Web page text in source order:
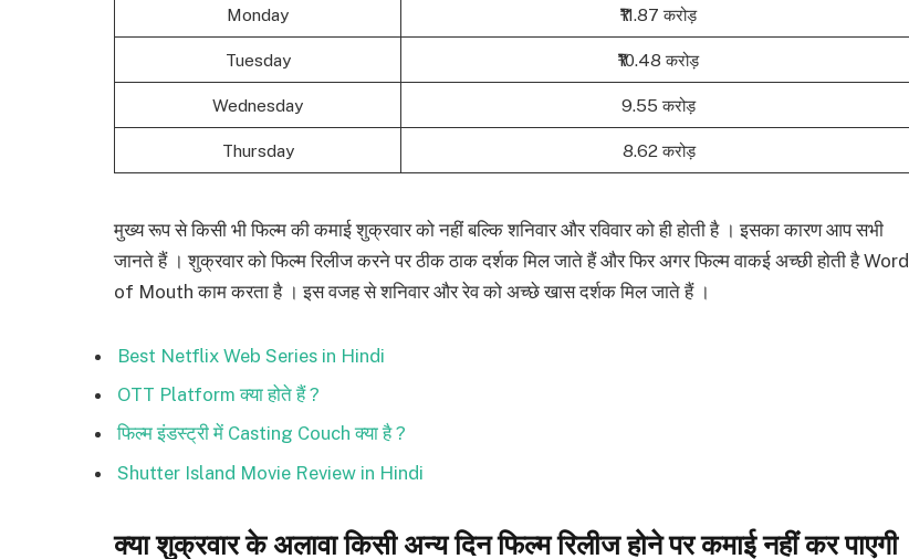
Monday ₹11.87 करोड़
Tuesday ₹10.48 करोड़
Wednesday 9.55 करोड़
Thursday 8.62 करोड़
मुख्य रूप से किसी भी फिल्म की कमाई शुक्रवार को नहीं बल्कि शनिवार और रविवार को ही होती है । इसका कारण आप सभी
जानते हैं । शुक्रवार को फिल्म रिलीज करने पर ठीक ठाक दर्शक मिल जाते हैं और फिर अगर फिल्म वाकई अच्छी होती है Word
of Mouth काम करता है । इस वजह से शनिवार और रेव को अच्छे खास दर्शक मिल जाते हैं ।
Best Netflix Web Series in Hindi
OTT Platform क्या होते हैं ?
फिल्म इंडस्ट्री में Casting Couch क्या है ?
Shutter Island Movie Review in Hindi
क्या शुक्रवार के अलावा किसी अन्य दिन फिल्म रिलीज होने पर कमाई नहीं कर पाएगी